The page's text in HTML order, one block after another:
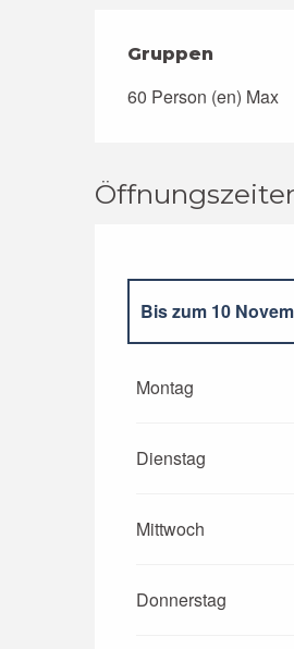
Gruppen
Gruppen
60 Person (en) Max
Bis zum 10
Montag
Dienstag
Mittwoch
Donnerstag